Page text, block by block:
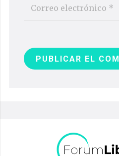
PUBLICAR EL